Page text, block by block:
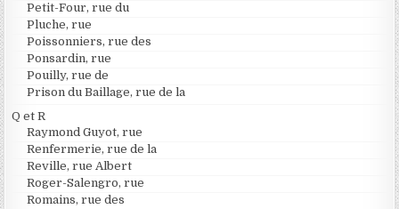
Petit-Four, rue du
Pluche, rue
Poissonniers, rue des
Ponsardin, rue
Pouilly, rue de
Prison du Baillage, rue de la
Q et R
Raymond Guyot, rue
Renfermerie, rue de la
Reville, rue Albert
Roger-Salengro, rue
Romains, rue des